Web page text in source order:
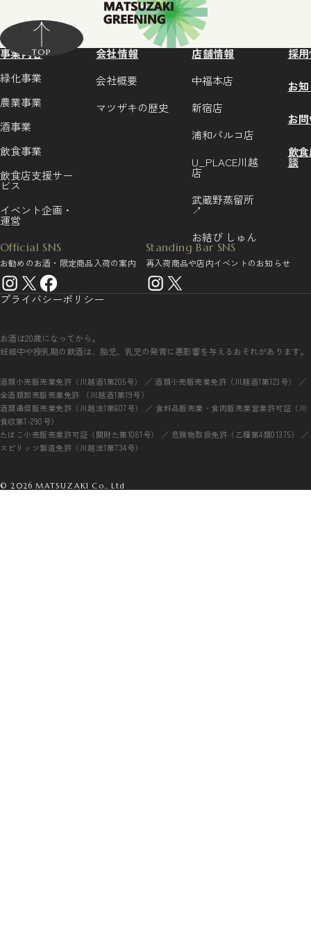
事業内容
緑化事業
農業事業
酒事業
飲食事業
飲食店支援サー
ビス
イベント企画・
運営
会社情報
会社概要
マツザキの歴史
店舗情報
中福本店
新宿店
浦和パルコ店
U_PLACE川越
店
武蔵野蒸留所
↗
お結び しゅん
採
お
お
飲
談
Official SNS
お勧めのお酒・限定商品入荷の案内
Standing Bar SNS
再入荷商品や店内イベントのお知らせ
プライバシーポリシー
お酒は20歳になってから。
妊娠中や授乳期の飲酒は、胎児、乳児の発育に悪影響を与えるおそれがあります。
酒類小売販売業免許（川越酒1第205号） ／ 酒類小売販売業免許（川越酒1第123号） ／
全酒類卸売販売業免許 （川越酒1第19号）
酒類通信販売業免許（川越法1第607号） ／ 食料品販売業・食肉販売業営業許可証（川
食収第1-290号）
たばこ小売販売業許可証（関財た第1081号） ／ 危険物取扱免許（乙種第4類01375） ／
スピリッツ製造免許（川越法1第734号）
© 2026 MATSUZAKI Co., Ltd
TOP